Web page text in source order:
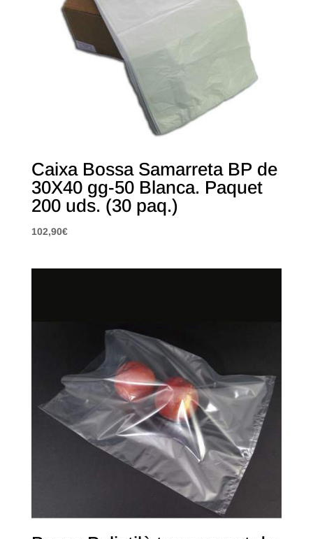
Caixa Bossa Samarreta BP de
30X40 gg-50 Blanca. Paquet
200 uds. (30 paq.)
102,90€